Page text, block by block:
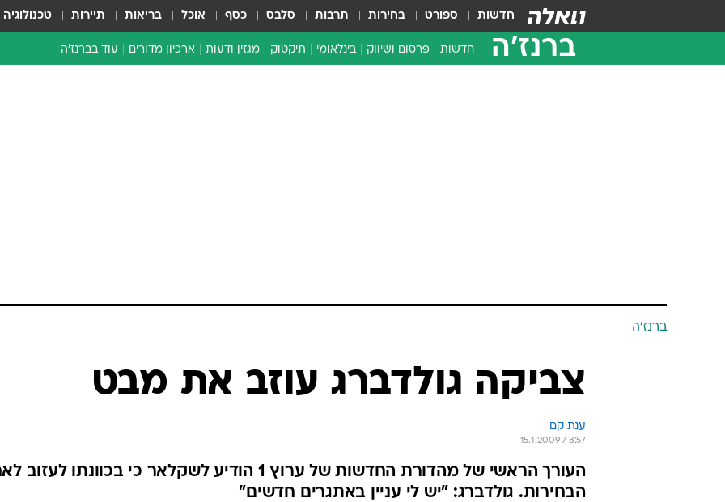
חדשות ספורט בחירות תרבות סלבס כסף אוכל בריאות תיירות טכנולוגיה
ברנז'ה חדשות פרסום ושיווק בינלאומי תיקטוק מגזין ודעות ארכיון מדורים עוד בברנז'ה
ברנז'ה
צביקה גולדברג עוזב את מבט
ענת קם
15.1.2009 / 8:57
העורך הראשי של מהדורת החדשות של ערוץ 1 הודיע לשקלאר כי בכוונתו
הבחירות. גולדברג: "יש לי עניין באתגרים חדשים"